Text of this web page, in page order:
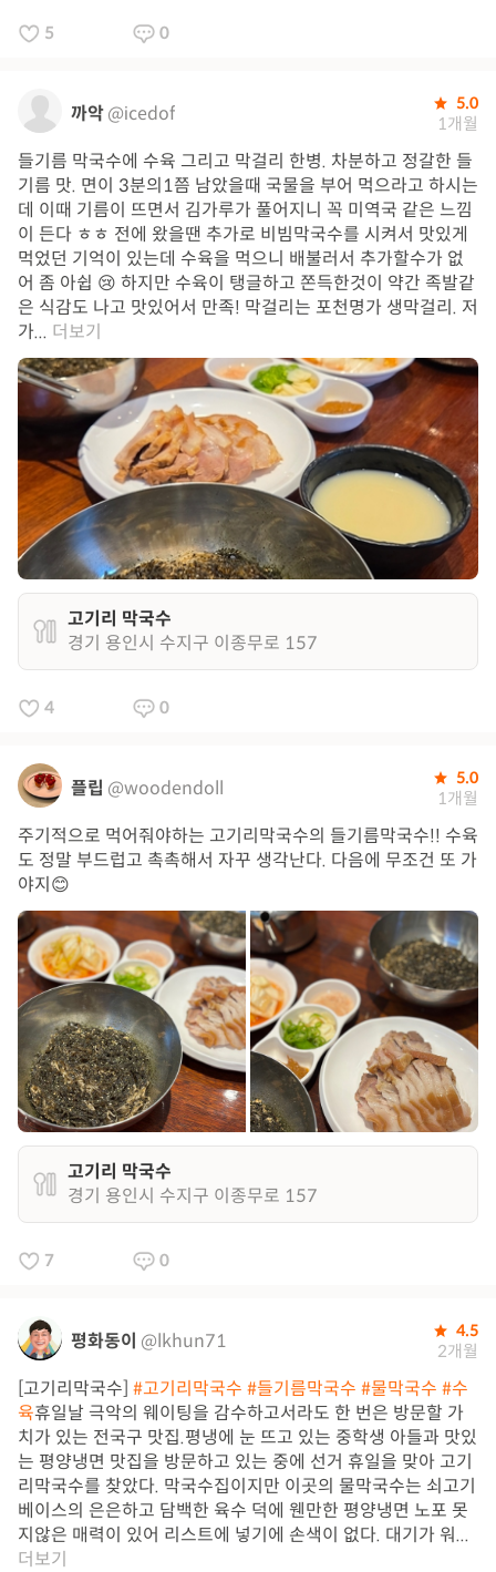
5 0
까악@icedof 5.0
1개월
들기름 막국수에 수육 그리고 막걸리 한병. 차분하고 정갈한 들
기름 맛. 면이 3분의1쯤 남았을때 국물을 부어 먹으라고 하시는
데 이때 기름이 뜨면서 김가루가 풀어지니 꼭 미역국 같은 느낌
이 든다 ㅎㅎ 전에 왔을땐 추가로 비빔막국수를 시켜서 맛있게
먹었던 기억이 있는데 수육을 먹으니 배불러서 추가할수가 없
어 좀 아쉽 😢 하지만 수육이 탱글하고 쫀득한것이 약간 족발같
은 식감도 나고 맛있어서 만족! 막걸리는 포천명가 생막걸리. 저
가... 더보기
고기리 막국수
경기 용인시 수지구 이종무로 157
4 0
플립 @woodendoll 5.0
1개월
주기적으로 먹어줘야하는 고기리막국수의 들기름막국수!! 수육
도 정말 부드럽고 촉촉해서 자꾸 생각난다. 다음에 무조건 또 가
야지😊
고기리 막국수
경기 용인시 수지구 이종무로 157
7 0
평화동이 @lkhun71 4.5
2개월
[고기리막국수] #고기리막국수 #들기름막국수 #물막국수 #수
육​휴일날 극악의 웨이팅을 감수하고서라도 한 번은 방문할 가
치가 있는 전국구 맛집. ​평냉에 눈 뜨고 있는 중학생 아들과 맛있
는 평양냉면 맛집을 방문하고 있는 중에 선거 휴일을 맞아 고기
리막국수를 찾았다. 막국수집이지만 이곳의 물막국수는 쇠고기
베이스의 은은하고 담백한 육수 덕에 웬만한 평양냉면 노포 못
지않은 매력이 있어 리스트에 넣기에 손색이 없다. 대기가 워...
더보기